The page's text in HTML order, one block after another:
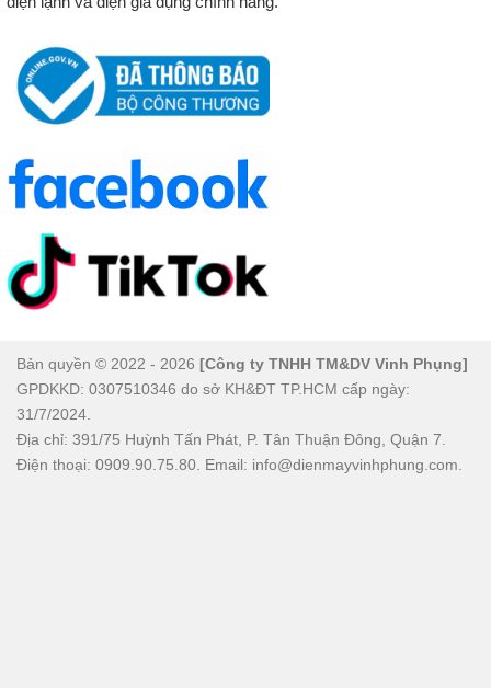
Bản quyền © 2022 - 2026 [Công ty TNHH TM&DV Vinh Phụng]
GPDKKD: 0307510346 do sở KH&ĐT TP.HCM cấp ngày:
31/7/2024.
Địa chỉ: 391/75 Huỳnh Tấn Phát, P. Tân Thuận Đông, Quận 7.
Điện thoại: 0909.90.75.80. Email: info@dienmayvinhphung.com.